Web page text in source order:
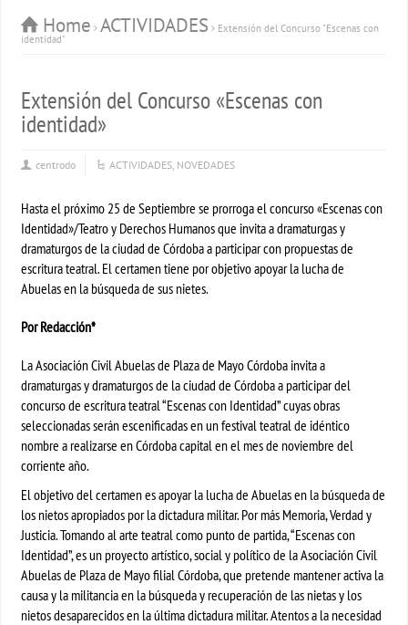
Home ACTIVIDADES
Extensión del Concurso "Escenas con
identidad"
Extensión del Concurso «Escenas con
identidad»
centrodo ACTIVIDADES, NOVEDADES
Hasta el próximo 25 de Septiembre se prorroga el concurso «Escenas con
Identidad»/Teatro y Derechos Humanos que invita a dramaturgas y
dramaturgos de la ciudad de Córdoba a participar con propuestas de
escritura teatral. El certamen tiene por objetivo apoyar la lucha de
Abuelas en la búsqueda de sus nietes.
Por Redacción*
La Asociación Civil Abuelas de Plaza de Mayo Córdoba invita a
dramaturgas y dramaturgos de la ciudad de Córdoba a participar del
concurso de escritura teatral “Escenas con Identidad” cuyas obras
seleccionadas serán escenificadas en un festival teatral de idéntico
nombre a realizarse en Córdoba capital en el mes de noviembre del
corriente año.
El objetivo del certamen es apoyar la lucha de Abuelas en la búsqueda de
los nietos apropiados por la dictadura militar. Por más Memoria, Verdad y
Justicia. Tomando al arte teatral como punto de partida, “Escenas con
Identidad”, es un proyecto artístico, social y político de la Asociación Civil
Abuelas de Plaza de Mayo filial Córdoba, que pretende mantener activa la
causa y la militancia en la búsqueda y recuperación de las nietas y los
nietos desaparecidos en la última dictadura militar. Atentos a la necesidad